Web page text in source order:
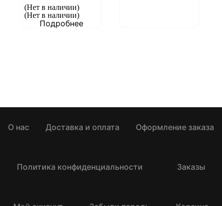
(Нет в наличии)
(Нет в наличии)
Подробнее
О нас Доставка и оплата Оформление заказа
Политика конфиденциальности Заказы